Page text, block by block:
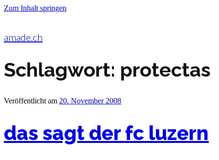
Zum Inhalt springen
amade.ch
Schlagwort: protectas
Veröffentlicht am 20. November 2008
das sagt der fc luzern